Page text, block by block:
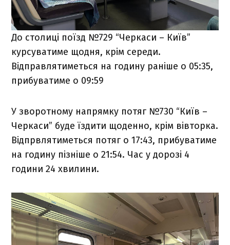
До столиці поїзд №729 “Черкаси – Київ”
курсуватиме щодня, крім середи.
Відправлятиметься на годину раніше о 05:35,
прибуватиме о 09:59
У зворотному напрямку потяг №730 “Київ –
Черкаси” буде їздити щоденно, крім вівторка.
Відпрвлятиметься потяг о 17:43, прибуватиме
на годину пізніше о 21:54. Час у дорозі 4
години 24 хвилини.